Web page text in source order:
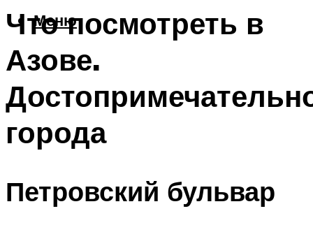
Меню
Что посмотреть в
Азове.
города
Петровский бульвар